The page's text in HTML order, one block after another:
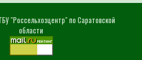
"Россельхозцентр" по Саратовской
области